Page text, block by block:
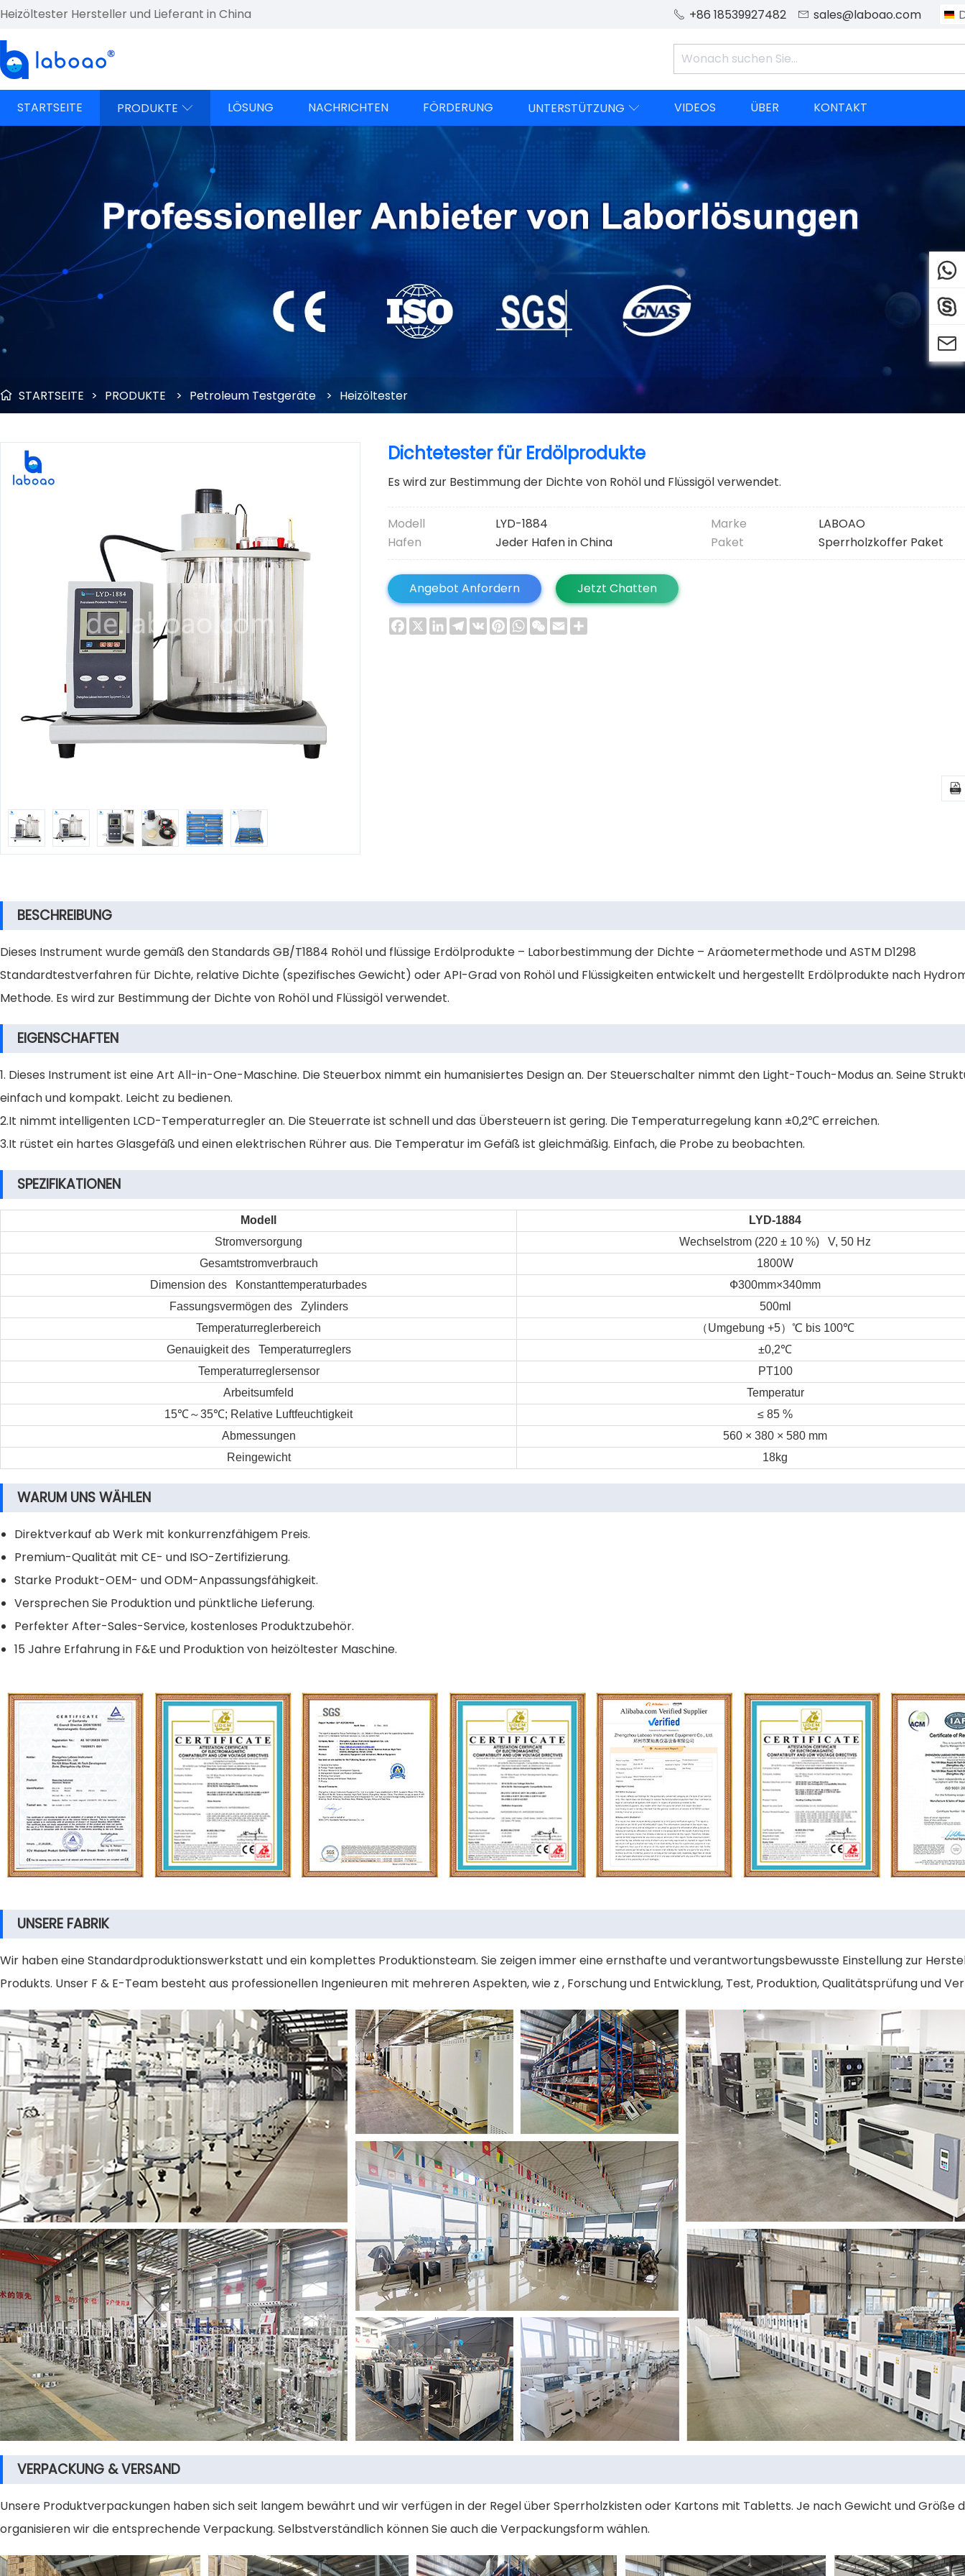
Heizöltester Hersteller und Lieferant in China  +86 18539927482  sales@laboao.com
STARTSEITE PRODUKTE  LÖSUNG NACHRICHTEN FÖRDERUNG UNTERSTÜTZUNG  VIDEOS ÜBER KONTAKT
 STARTSEITE > PRODUKTE > Petroleum Testgeräte > Heizöltester
Dichtetester für Erdölprodukte
Es wird zur Bestimmung der Dichte von Rohöl und Flüssigöl verwendet.
Modell LYD-1884 Marke
LABOAO
Hafen
Jeder Hafen in China Paket Sperrholzkoffer Paket
Angebot Anfordern Jetzt Chatten
Facebook
X LinkedInTelegram
VK Pinterest
WhatsApp
WeChat
Email

BESCHREIBUNG
Dieses Instrument wurde gemäß den Standards GB/T1884 Rohöl und flüssige Erdölprodukte – Laborbestimmung der Dichte – Aräometermethode und ASTM D1298
Standardtestverfahren für Dichte, relative Dichte (spezifisches Gewicht) oder API-Grad von Rohöl und Flüssigkeiten entwickelt und hergestellt Erdölprodukte nach
Methode. Es wird zur Bestimmung der Dichte von Rohöl und Flüssigöl verwendet.
EIGENSCHAFTEN
1. Dieses Instrument ist eine Art All-in-One-Maschine. Die Steuerbox nimmt ein humanisiertes Design an. Der Steuerschalter nimmt den Light-Touch-Modus an. Seine
einfach und kompakt. Leicht zu bedienen.
2.It nimmt intelligenten LCD-Temperaturregler an. Die Steuerrate ist schnell und das Übersteuern ist gering. Die Temperaturregelung kann ±0,2℃ erreichen.
3.It rüstet ein hartes Glasgefäß und einen elektrischen Rührer aus. Die Temperatur im Gefäß ist gleichmäßig. Einfach, die Probe zu beobachten.
SPEZIFIKATIONEN
Modell
LYD-1884
Stromversorgung
Wechselstrom (220 ± 10 %) V, 50 Hz
Gesamtstromverbrauch
1800W
Dimension des Konstanttemperaturbades
Ф300mm×340mm
Fassungsvermögen des Zylinders
500ml
Temperaturreglerbereich
（Umgebung +5） ℃ bis 100℃
Genauigkeit des Temperaturreglers
±0,2℃
Temperaturreglersensor
PT100
Arbeitsumfeld
Temperatur
15℃～35℃; Relative Luftfeuchtigkeit
≤ 85 %
Abmessungen
560 × 380 × 580 mm
Reingewicht
18kg
WARUM UNS WÄHLEN
Direktverkauf ab Werk mit konkurrenzfähigem Preis.
Premium-Qualität mit CE- und ISO-Zertifizierung.
Starke Produkt-OEM- und ODM-Anpassungsfähigkeit.
Versprechen Sie Produktion und pünktliche Lieferung.
Perfekter After-Sales-Service, kostenloses Produktzubehör.
15 Jahre Erfahrung in F&E und Produktion von heizöltester Maschine.
UNSERE FABRIK
Wir haben eine Standardproduktionswerkstatt und ein komplettes Produktionsteam. Sie zeigen immer eine ernsthafte und verantwortungsbewusste Einstellung zur
Produkts. Unser F & E-Team besteht aus professionellen Ingenieuren mit mehreren Aspekten, wie z , Forschung und Entwicklung, Test, Produktion, Qualitätsprüfung und
VERPACKUNG & VERSAND
Unsere Produktverpackungen haben sich seit langem bewährt und wir verfügen in der Regel über Sperrholzkisten oder Kartons mit Tabletts. Je nach Gewicht und Größe
organisieren wir die entsprechende Verpackung. Selbstverständlich können Sie auch die Verpackungsform wählen.


